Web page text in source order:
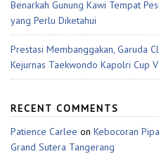
Benarkah Gunung Kawi Tempat
yang Perlu Diketahui
Prestasi Membanggakan, Garuda
Kejurnas Taekwondo Kapolri Cup
RECENT COMMENTS
Patience Carlee on Kebocoran
Grand Sutera Tangerang